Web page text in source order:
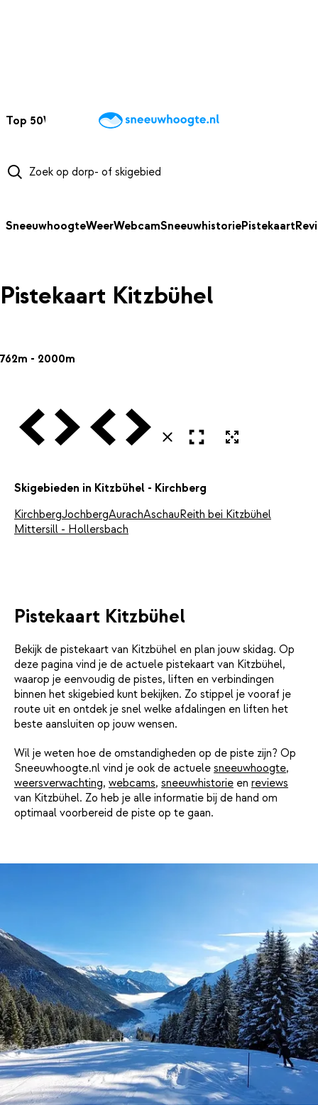
Top 50Webcams WintersportweerKaarten
SneeuwhoogteWeerWebcamSneeuwhistoriePistekaart
Pistekaart Kitzbühel
762m - 2000m
Vorige VolgendeVorige Volgende
SluitenOpen in volledig scherm
Skigebieden in Kitzbühel - Kirchberg
KirchbergJochbergAurachAschauReith bei Kitzbühel
Mittersill - Hollersbach
Pistekaart Kitzbühel
Bekijk de pistekaart van Kitzbühel en plan jouw skidag. Op
deze pagina vind je de actuele pistekaart van Kitzbühel,
waarop je eenvoudig de pistes, liften en verbindingen
binnen het skigebied kunt bekijken. Zo stippel je vooraf je
route uit en ontdek je snel welke afdalingen en liften het
beste aansluiten op jouw wensen.
Wil je weten hoe de omstandigheden op de piste zijn? Op
Sneeuwhoogte.nl vind je ook de actuele sneeuwhoogte,
weersverwachting, webcams, sneeuwhistorie en reviews
van Kitzbühel. Zo heb je alle informatie bij de hand om
optimaal voorbereid de piste op te gaan.